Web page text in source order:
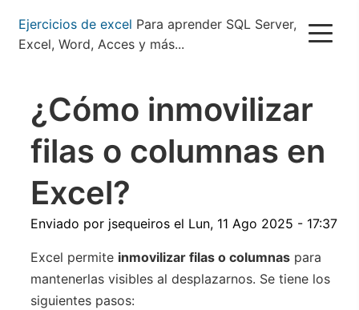
Pasar
contenido
Ejercicios de excel Para aprender SQL Server,
Excel, Word, Acces y más...
¿Cómo inmovilizar
filas o columnas en
Excel?
Enviado por jsequeiros el Lun, 11 Ago 2025 - 17:37
Excel permite inmovilizar filas o columnas para
mantenerlas visibles al desplazarnos. Se tiene los
siguientes pasos: